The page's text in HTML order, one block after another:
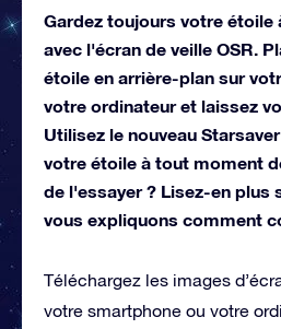
Gardez toujours votre étoile
avec l'écran de veille OSR.
étoile en arrière-plan sur
votre ordinateur et laissez
Utilisez le nouveau
votre étoile à tout moment
de l'essayer ? Lisez-en plus
vous expliquons comment
Téléchargez les images
votre smartphone ou votre